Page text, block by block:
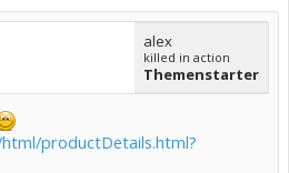
alex
killed in action
Themenstarter
productDetails.html?